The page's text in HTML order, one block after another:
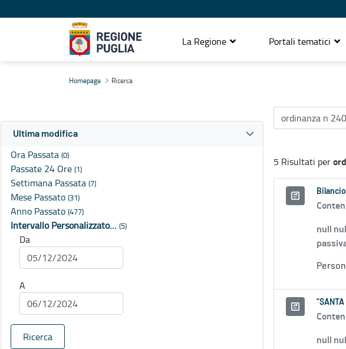
La Regione Portali tematici
Homepage Ricerca
Ultima modifica
Ora Passata (0)
Passate 24 Ore (1)
Settimana Passata (7)
Mese Passato (31)
Anno Passato (477)
Intervallo Personalizzato… (5)
Da
A
Ricerca
5 Risultati per
null
null